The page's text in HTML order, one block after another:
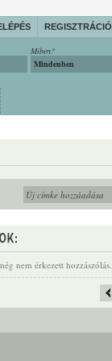
REGISZTRÁCIÓ
Miben?
Mindenben
nem érkezett hozzászólás.